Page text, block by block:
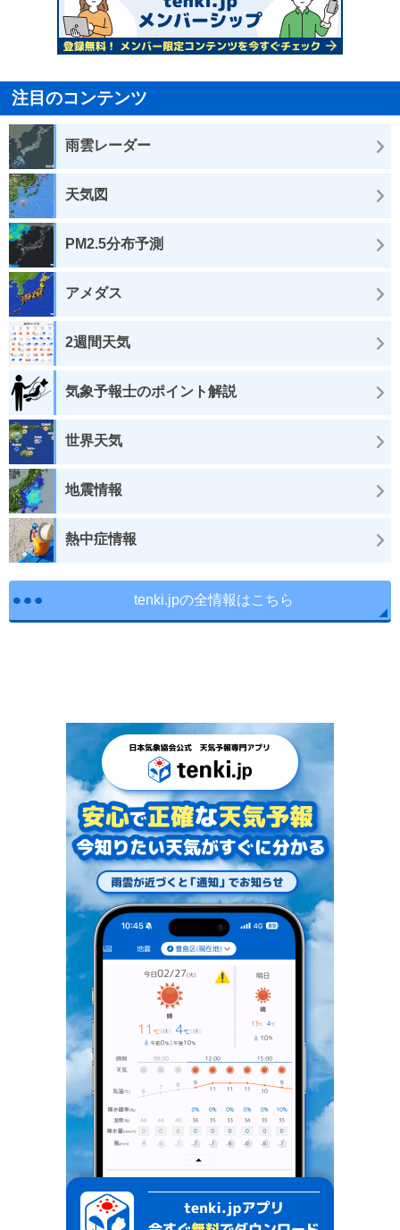
注目のコンテンツ
雨雲レーダー
天気図
PM2.5分布予測
アメダス
2週間天気
気象予報士のポイント解説
世界天気
地震情報
熱中症情報
tenki.jpの全情報はこちら